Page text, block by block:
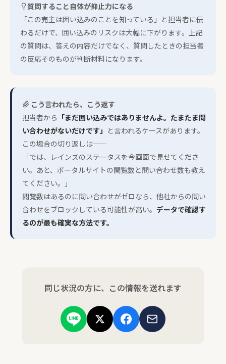
質問すること自体が抑止力になる
「この売主は囲い込みのことを知っている」と担当者に伝
わるだけで、囲い込みのリスクは大幅に下がります。上記
の質問は、答えの内容だけでなく、質問したときの担当者
の反応そのものが判断材料になります。
こう言われたら、こう返す
担当者から 「まだ囲い込みではありませんよ。たまたま問
い合わせがないだけです」 と言われるケースがあります。
この場合の切り返しは——
「では、レインズのステータスを今画面で見せてくださ
い。あと、ポータルサイトの閲覧数と問い合わせ数も教え
てください。」
閲覧数はあるのに問い合わせがゼロなら、他社からの問い
合わせをブロックしている可能性が高い。 データで確認す
るのが最も確実な方法です。
同じ状況の方に、この情報を送れます